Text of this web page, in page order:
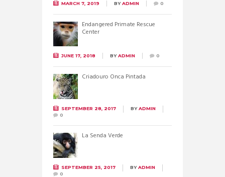
MARCH 7, 2019 BYADMIN 0
Endangered Primate Rescue
Center
JUNE 17, 2018 BYADMIN 0
Criadouro Onca Pintada
SEPTEMBER 28, 2017 BYADMIN
0
La Senda Verde
SEPTEMBER 25, 2017 BYADMIN
0